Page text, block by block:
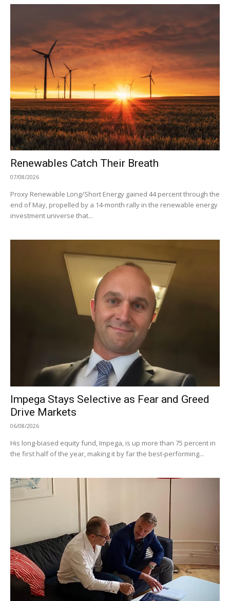
Renewables Catch Their Breath
07/08/2026
Proxy Renewable Long/Short Energy gained 44 percent through the
end of May, propelled by a 14-month rally in the renewable energy
investment universe that...
Impega Stays Selective as Fear and Greed
Drive Markets
06/08/2026
His long-biased equity fund, Impega, is up more than 75 percent in
the first half of the year, making it by far the best-performing...